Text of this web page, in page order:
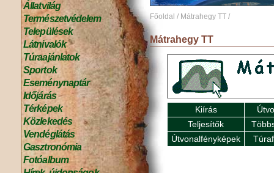
Állatvilág
Természetvédelem
Települések
Látnivalók
Túraajánlatok
Sportok
Eseménynaptár
Időjárás
Térképek
Közlekedés
Vendéglátás
Gasztronómia
Fotóalbum
Főoldal / Mátrahegy TT /
Mátrahegy TT
Kiírás
Teljesítők
Útvonalfényképek